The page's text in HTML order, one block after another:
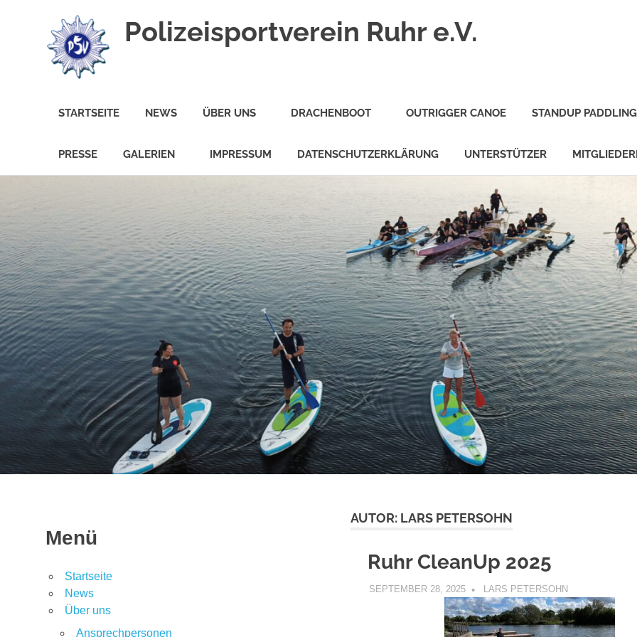
springen
Polizeisportverein Ruhr e.V.
bei
Jedermann!
STARTSEITE NEWS ÜBER UNS DRACHENBOOT OUTRIGGER CANOE STANDUP PADDLING
PRESSE GALERIEN IMPRESSUM DATENSCHUTZERKLÄRUNG UNTERSTÜTZER
AUTOR: LARS PETERSOHN
Ruhr CleanUp 2025
SEPTEMBER 28, 2025 LARS PETERSOHN
Menü
Startseite
News
Über uns
Ansprechpersonen